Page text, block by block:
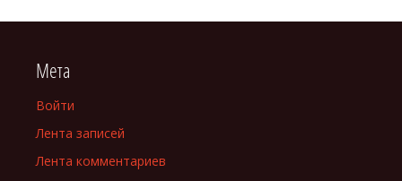
Мета
Войти
Лента записей
Лента комментариев